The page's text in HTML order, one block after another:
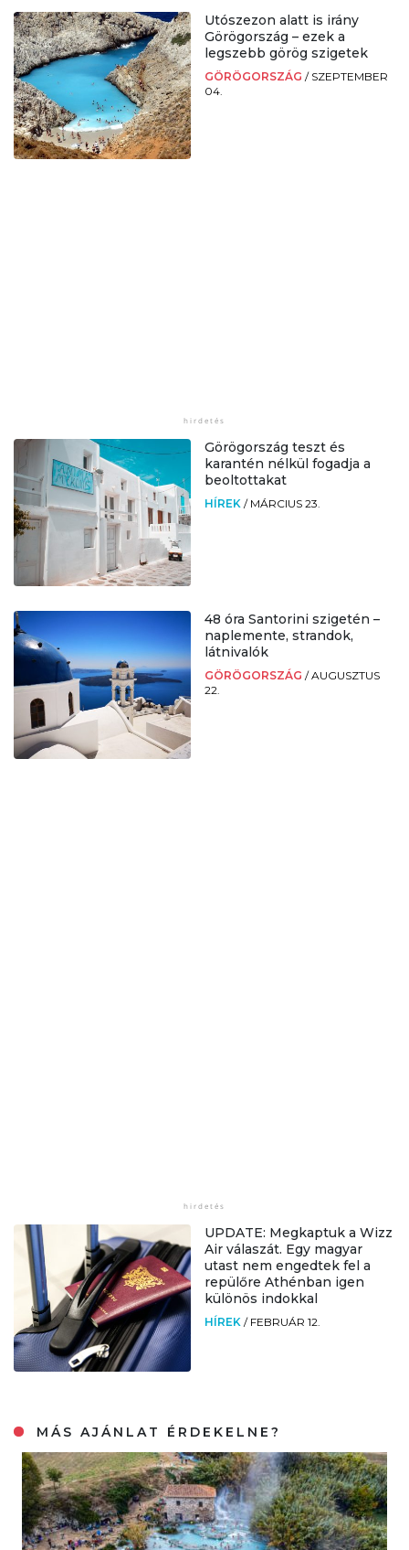
Utószezon alatt is irány
Görögország – ezek a
legszebb görög szigetek
GÖRÖGORSZÁG / SZEPTEMBER
04.
Görögország teszt és
karantén nélkül fogadja a
beoltottakat
HÍREK / MÁRCIUS 23.
48 óra Santorini szigetén –
naplemente, strandok,
látnivalók
GÖRÖGORSZÁG /AUGUSZTUS
22.
UPDATE: Megkaptuk a Wizz
Air válaszát. Egy magyar
utast nem engedtek fel a
repülőre Athénban igen
különös indokkal
HÍREK / FEBRUÁR 12.
MÁS AJÁNLAT ÉRDEKELNE?